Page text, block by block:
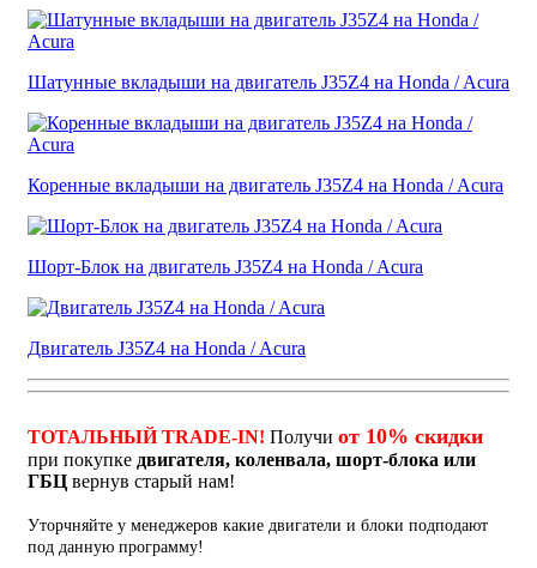
Шатунные вкладыши на двигатель J35Z4 на Honda / Acura
Коренные вкладыши на двигатель J35Z4 на Honda / Acura
Шорт-Блок на двигатель J35Z4 на Honda / Acura
Двигатель J35Z4 на Honda / Acura
ТОТАЛЬНЫЙ TRADE-IN! Получи от 10% скидки
при покупке двигателя, коленвала, шорт-блока или
ГБЦ вернув старый нам!
Уторчняйте у менеджеров какие двигатели и блоки подподают
под данную программу!